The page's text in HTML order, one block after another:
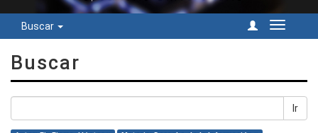
Buscar
Cambiar
Buscar
Ir